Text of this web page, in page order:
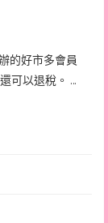
的好市多會員
可以退稅。 …